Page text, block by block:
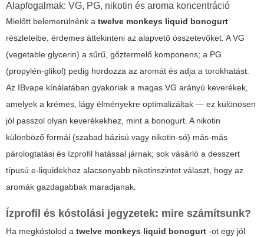
Alapfogalmak: VG, PG, nikotin és aroma koncentráció
Mielőtt belemerülnénk a twelve monkeys liquid bonogurt
részleteibe, érdemes áttekinteni az alapvető összetevőket. A VG
(vegetable glycerin) a sűrű, gőztermelő komponens; a PG
(propylén-glikol) pedig hordozza az aromát és adja a torokhatást.
Az IBvape kínálatában gyakoriak a magas VG arányú keverékek,
amelyek a krémes, lágy élményekre optimalizáltak — ez különösen
jól passzol olyan keverékekhez, mint a bonogurt. A nikotin
különböző formái (szabad bázisú vagy nikotin-só) más-más
párologtatási és ízprofil hatással járnak; sok vásárló a desszert
típusú e-liquidekhez alacsonyabb nikotinszintet választ, hogy az
aromák gazdagabbak maradjanak.
Ízprofil és kóstolási jegyzetek: mire számítsunk?
Ha megkóstolod a twelve monkeys liquid bonogurt -ot egy jól